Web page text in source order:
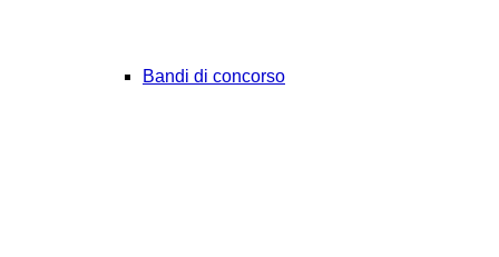
Bandi di concorso